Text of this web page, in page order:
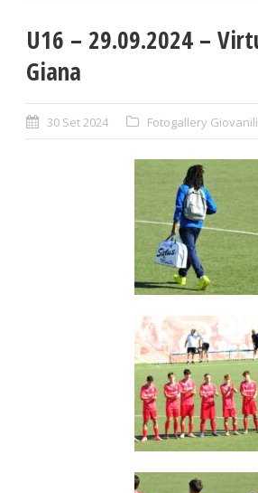
U16 – 29.09.2024 –
Giana
30 Set 2024 Fotogallery Giovanili